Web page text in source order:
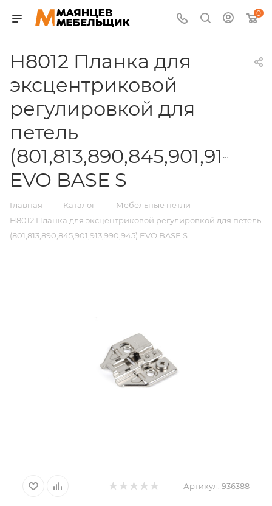
0
H8012 Планка для
эксцентриковой
регулировкой для
петель
EVO BASE S
Главная — Каталог — Мебельные петли —
H8012 Планка для эксцентриковой регулировкой для петель
(801,813,890,845,901,913,990,945) EVO BASE S
Артикул: 936388